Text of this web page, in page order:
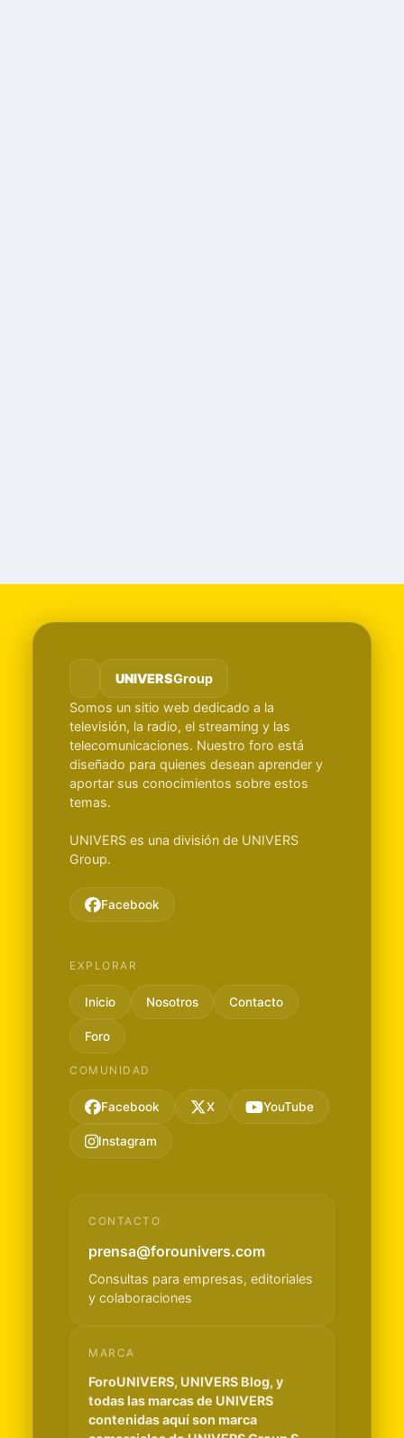
UNIVERSGroup
Somos un sitio web dedicado a la
televisión, la radio, el streaming y las
telecomunicaciones. Nuestro foro está
diseñado para quienes desean aprender y
aportar sus conocimientos sobre estos
temas.
UNIVERS es una división de UNIVERS
Group.
Facebook
EXPLORAR
Inicio Nosotros Contacto
Foro
COMUNIDAD
Facebook X YouTube
Instagram
CONTACTO
prensa@forounivers.com
Consultas para empresas, editoriales
y colaboraciones
MARCA
ForoUNIVERS, UNIVERS Blog, y
todas las marcas de UNIVERS
contenidas aquí son marca